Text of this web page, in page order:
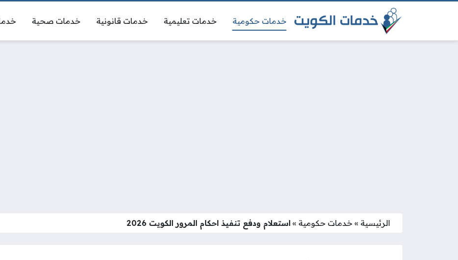
خدمات حكومية خدمات تعليمية خدمات قانونية خدمات صحية
الرئيسية » خدمات حكومية »استعلام ودفع تنفيذ احكام المرور الكويت 2026